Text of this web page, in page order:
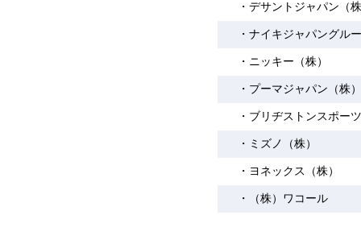
・デサントジャパン（
・ナイキジャパングル
・ニッキー（株）
・プーマジャパン（株）
・ブリヂストンスポー
・ミズノ（株）
・ヨネックス（株）
・（株）ワコール